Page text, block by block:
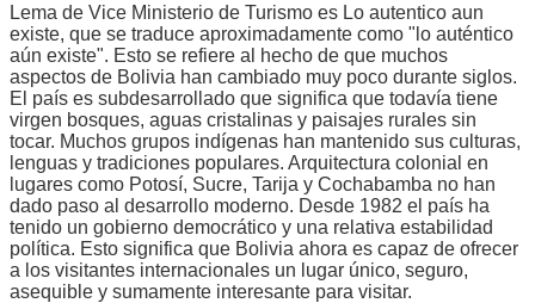
Lema de Vice Ministerio de Turismo es Lo autentico aun
existe, que se traduce aproximadamente como "lo auténtico
aún existe". Esto se refiere al hecho de que muchos
aspectos de Bolivia han cambiado muy poco durante siglos.
El país es subdesarrollado que significa que todavía tiene
virgen bosques, aguas cristalinas y paisajes rurales sin
tocar. Muchos grupos indígenas han mantenido sus culturas,
lenguas y tradiciones populares. Arquitectura colonial en
lugares como Potosí, Sucre, Tarija y Cochabamba no han
dado paso al desarrollo moderno. Desde 1982 el país ha
tenido un gobierno democrático y una relativa estabilidad
política. Esto significa que Bolivia ahora es capaz de ofrecer
a los visitantes internacionales un lugar único, seguro,
asequible y sumamente interesante para visitar.